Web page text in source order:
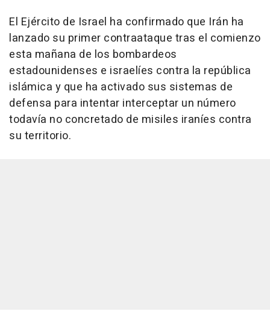
El Ejército de Israel ha confirmado que Irán ha
lanzado su primer contraataque tras el comienzo
esta mañana de los bombardeos
estadounidenses e israelíes contra la república
islámica y que ha activado sus sistemas de
defensa para intentar interceptar un número
todavía no concretado de misiles iraníes contra
su territorio.